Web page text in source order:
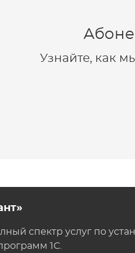
Узнайте, как
спектр услуг по
1С.